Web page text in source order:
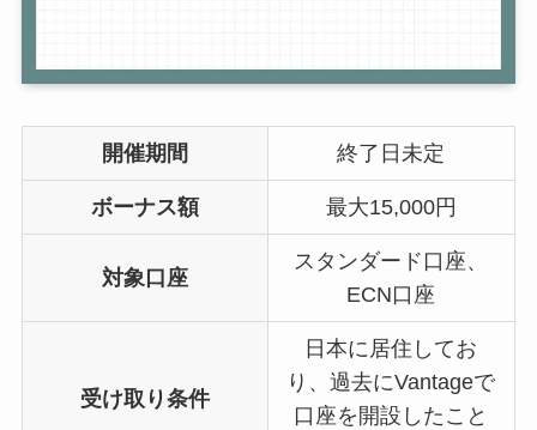
開催期間 終了日未定
ボーナス額 最大15,000円
対象口座
スタンダード口座、
ECN口座
受け取り条件
日本に居住してお
り、過去にVantageで
口座を開設したこと